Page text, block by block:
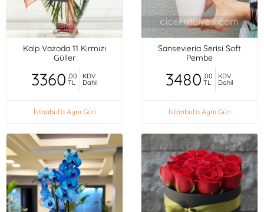
Kalp Vazoda 11 Kırmızı
Güller
3360 ,00
TL
KDV
Dahil
İstanbul'a Aynı Gün
Sansevieria Serisi Soft
Pembe
3480 ,00
TL
KDV
Dahil
İstanbul'a Aynı Gün